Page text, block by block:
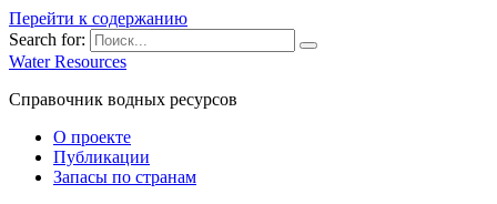
Перейти к содержанию
Search for:
Water Resources
Справочник водных ресурсов
О проекте
Публикации
Запасы по странам